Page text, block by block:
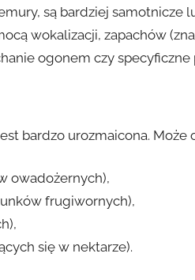
są bardziej samotnicze
wokalizacji, zapachów
ogonem czy specyficzne
bardzo urozmaicona. Może
owadożernych),
frugiwornych),
się w nektarze).